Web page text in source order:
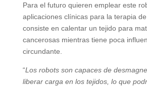
Para el futuro quieren emplear este
aplicaciones clínicas para la terapia
consiste en calentar un tejido para
cancerosas mientras tiene poca
circundante.
“Los robots son capaces de
liberar carga en los tejidos, lo que